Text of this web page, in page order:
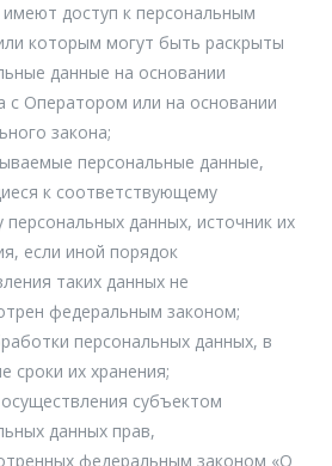
доступ к персональным
которым могут быть раскрыты
данные на основании
с Оператором или на основании
закона;
персональные данные,
к соответствующему
персональных данных, источник их
если иной порядок
таких данных не
федеральным законом;
персональных данных, в
сроки их хранения;
субъектом
данных прав,
федеральным законом «О